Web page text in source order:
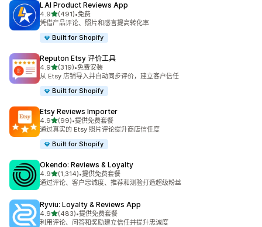
LAI Product Reviews App
4.9星（满分 5 星）
(491)
总共 491 条评论
•免费
凭借产品评论、照片和感言提高转化率
Built for Shopify
Reputon Etsy 评价工具
4.9星（满分 5 星）
(319)
总共 319 条评论
•免费安装
从 Etsy 店铺导入并自动同步评价，建立客户信任
Built for Shopify
Etsy Reviews Importer
4.9星（满分 5 星）
(99)
总共 99 条评论
•提供免费套餐
通过真实的 Etsy 照片评论提升商店信任度
Built for Shopify
Okendo: Reviews & Loyalty
4.9星（满分 5 星）
(1,314)
总共 1314 条评论
•提供免费套餐
通过评论、客户忠诚度、推荐和测验打造超级粉丝
Ryviu: Loyalty & Reviews App
4.9星（满分 5 星）
(483)
总共 483 条评论
•提供免费套餐
利用评论、问答和奖励建立信任并提升忠诚度